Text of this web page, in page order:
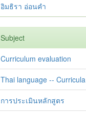
อิมธิรา อ่อนคำ
Subject
Curriculum evaluation
Thai language -- Curricula
การประเมินหลักสูตร